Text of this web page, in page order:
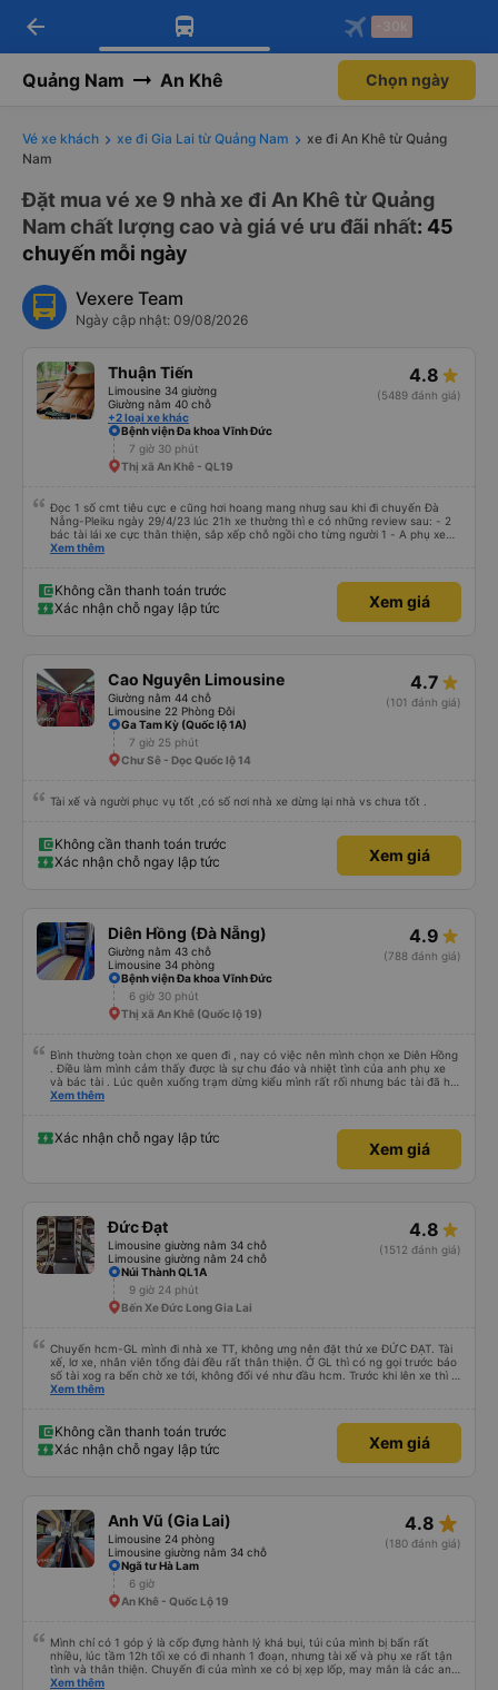
Tải app Vexere ngay!
Nhận ưu đãi thành viên độc
Mở app
Tải app Vexere
-30k/ghế khi đặt vé máy bay qua
Mở app
arrow_back -30k
Quảng Nam An Khê Chọn ngày
Vé xe khách xe đi Gia Lai từ Quảng Nam
xe đi An Khê từ Quảng
Nam
Đặt mua vé xe 9 nhà xe đi An Khê từ Quảng
Nam chất lượng cao và giá vé ưu đãi nhất: 45
chuyến mỗi ngày
Vexere Team
Ngày cập nhật: 09/08/2026
Thuận Tiến
Limousine 34 giường
Giường nằm 40 chỗ
+2 loại xe khác
4.8
(5489 đánh giá)
Bệnh viện Đa khoa Vĩnh Đức
7 giờ 30 phút
Thị xã An Khê - QL19
Đọc 1 số cmt tiêu cực e cũng hơi hoang mang nhưg sau khi đi chuyến Đà
Nẵng-Pleiku ngày 29/4/23 lúc 21h xe thường thì e có những review sau: - 2
bác tài lái xe cực thân thiện, sắp xếp chỗ ngồi cho từng người 1 - A phụ xe
dui tính, chắc cùng tần số nên nói câu nào là cười câu đó - Xe xuất bến đúg
nhìn chug khá ổn, có dừng lại để đi vệ sinh.
Xem thêm
Không cần thanh toán trước
Xác nhận chỗ ngay lập tức
Xem giá
Cao Nguyên Limousine
Giường nằm 44 chỗ
Limousine 22 Phòng Đôi
4.7
(101 đánh giá)
Ga Tam Kỳ (Quốc lộ 1A)
7 giờ 25 phút
Chư Sê - Dọc Quốc lộ 14
Tài xế và người phục vụ tốt ,có số nơi nhà xe dừng lại nhà vs chưa tốt .
Không cần thanh toán trước
Xác nhận chỗ ngay lập tức
Xem giá
Diên Hồng (Đà Nẵng)
Giường nằm 43 chỗ
Limousine 34 phòng
4.9
(788 đánh giá)
Bệnh viện Đa khoa Vĩnh Đức
6 giờ 30 phút
Thị xã An Khê (Quốc lộ 19)
Bình thường toàn chọn xe quen đi , nay có việc nên mình chọn xe Diên Hồng
. Điều làm mình cảm thấy được là sự chu đáo và nhiệt tình của anh phụ xe
và bác tài . Lúc quên xuống trạm dừng kiểu mình rất rối nhưng bác tài đã hỗ
trợ mình về tận nhà . 10 điểm chất lượng 🥰
Xem thêm
Xác nhận chỗ ngay lập tức
Xem giá
Đức Đạt
Limousine giường nằm 34 chỗ
Limousine giường nằm 24 chỗ
4.8
(1512 đánh giá)
Núi Thành QL1A
9 giờ 24 phút
Bến Xe Đức Long Gia Lai
Chuyến hcm-GL mình đi nhà xe TT, không ưng nên đặt thử xe ĐỨC ĐẠT. Tài
xế, lơ xe, nhân viên tổng đài đều rất thân thiện. Ở GL thì có ng gọi trước báo
số tài xog ra bến chờ xe tới, không đổi vé như đầu hcm. Trước khi lên xe thì tx
sẽ hỏi mình tên và sdt đặt vé. Xe chạy hơi trễ tí (do khách ra xe trễ, phải chờ
cổng usb A sac pin. Điểm cộng: lịch sự, không hút thuốc trên xe Có gối mini
riêng Xe chạy êm
Xem thêm
Không cần thanh toán trước
Xác nhận chỗ ngay lập tức
Xem giá
Anh Vũ (Gia Lai)
Limousine 24 phòng
Limousine giường nằm 34 chỗ
4.8 star_rate
(180 đánh giá)
Ngã tư Hà Lam
6 giờ
An Khê - Quốc Lộ 19
Mình chỉ có 1 góp ý là cốp đựng hành lý khá bụi, túi của mình bị bẩn rất
nhiều, lúc tầm 12h tối xe có đi nhanh 1 đoạn, nhưng tài xế và phụ xe rất tận
tình và thân thiện. Chuyến đi của mình xe có bị xẹp lốp, may mắn là các anh
dừng ở cây xăng và thay lốp mới khá nhanh. Mong nhà xe khắc phục cốp đỡ
Xem thêm